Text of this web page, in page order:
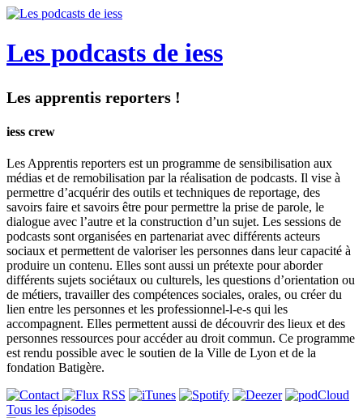
Les podcasts de iess
Les apprentis reporters !
iess crew
Les Apprentis reporters est un programme de sensibilisation aux
médias et de remobilisation par la réalisation de podcasts. Il vise à
permettre d’acquérir des outils et techniques de reportage, des
savoirs faire et savoirs être pour permettre la prise de parole, le
dialogue avec l’autre et la construction d’un sujet. Les sessions de
podcasts sont organisées en partenariat avec différents acteurs
sociaux et permettent de valoriser les personnes dans leur capacité à
produire un contenu. Elles sont aussi un prétexte pour aborder
différents sujets sociétaux ou culturels, les questions d’orientation ou
de métiers, travailler des compétences sociales, orales, ou créer du
lien entre les personnes et les professionnel-l-e-s qui les
accompagnent. Elles permettent aussi de découvrir des lieux et des
personnes ressources pour accéder au droit commun. Ce programme
est rendu possible avec le soutien de la Ville de Lyon et de la
fondation Batigère.
Tous les épisodes